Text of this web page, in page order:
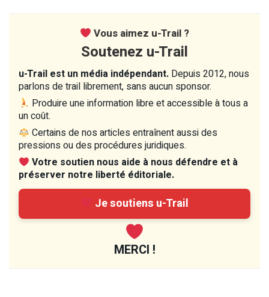
Vous aimez u-Trail ?
Soutenez u-Trail
u-Trail est un média indépendant. Depuis 2012, nous
parlons de trail librement, sans aucun sponsor.
Produire une information libre et accessible à tous a
un coût.
Certains de nos articles entraînent aussi des
pressions ou des procédures juridiques.
Votre soutien nous aide à nous défendre et à
préserver notre liberté éditoriale.
Je soutiens u-Trail
MERCI !